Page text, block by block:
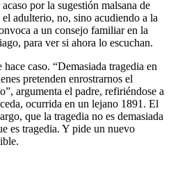
por la sugestión malsana de
adulterio, no, sino acudiendo a la
a un consejo familiar en la
para ver si ahora lo escuchan.
caso. “Demasiada tragedia en
pretenden enrostrarnos el
argumenta el padre, refiriéndose a
ocurrida en un lejano 1891. El
que la tragedia no es demasiada
es tragedia. Y pide un nuevo